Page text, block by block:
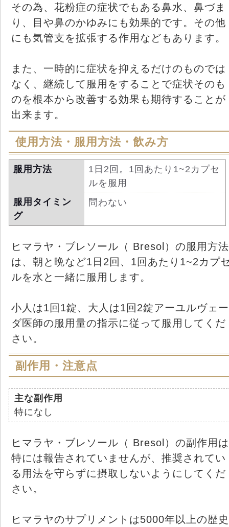
その為、花粉症の症状でもある鼻水、鼻づま
り、目や鼻のかゆみにも効果的です。その他
にも気管支を拡張する作用などもあります。
また、一時的に症状を抑えるだけのものでは
なく、継続して服用をすることで症状そのも
のを根本から改善する効果も期待することが
出来ます。
使用方法・服用方法・飲み方
服用方法
1日2回。1回あたり1~2カプセ
ルを服用
服用タイミン
グ
問わない
ヒマラヤ・ブレソール（ Bresol）の服用方法
は、朝と晩など1日2回、1回あたり1~2カプ
ルを水と一緒に服用します。
小人は1回1錠、大人は1回2錠アーユルヴェー
ダ医師の服用量の指示に従って服用してくだ
さい。
副作用・注意点
主な副作用
特になし
ヒマラヤ・ブレソール（ Bresol）の副作用は
特には報告されていませんが、推奨されてい
る用法を守らずに摂取しないようにしてくだ
さい。
ヒマラヤのサプリメントは5000年以上の歴史